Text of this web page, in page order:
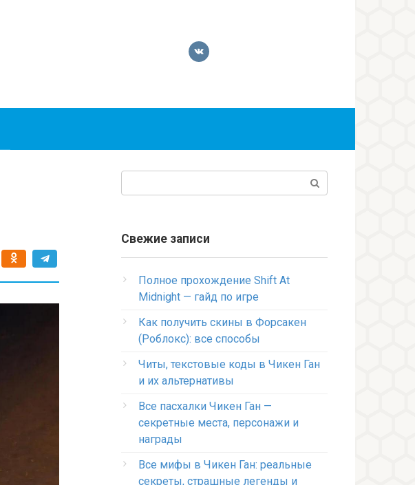
Свежие записи
Полное прохождение Shift At
Midnight — гайд по игре
Как получить скины в Форсакен
(Роблокс): все способы
Читы, текстовые коды в Чикен Ган
и их альтернативы
Все пасхалки Чикен Ган —
секретные места, персонажи и
награды
Все мифы в Чикен Ган: реальные
секреты, страшные легенды и